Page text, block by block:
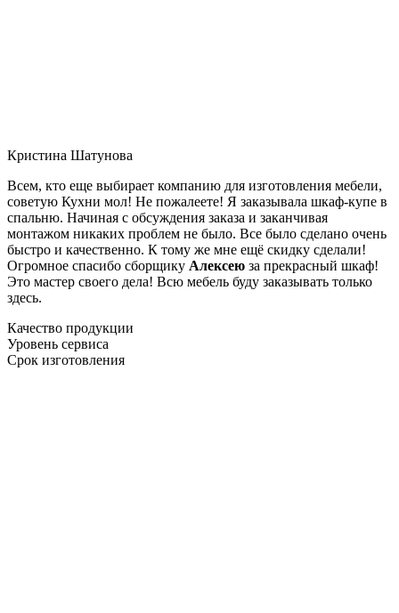
Кристина Шатунова
Всем, кто еще выбирает компанию для изготовления мебели,
советую Кухни мол! Не пожалеете! Я заказывала шкаф-купе в
спальню. Начиная с обсуждения заказа и заканчивая
монтажом никаких проблем не было. Все было сделано очень
быстро и качественно. К тому же мне ещё скидку сделали!
Огромное спасибо сборщику Алексею за прекрасный шкаф!
Это мастер своего дела! Всю мебель буду заказывать только
здесь.
Качество продукции
Уровень сервиса
Срок изготовления